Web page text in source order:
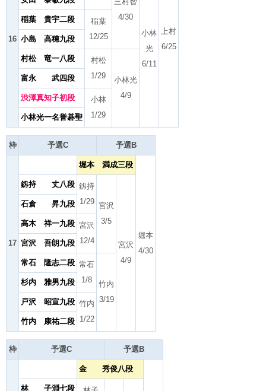
16
上村
6/25
4/30
小林
光
6/11
稲葉 貴宇二段
稲葉
12/25
小島 高穂九段
村松 竜一八段
村松
1/29
小林光
4/9
富永 武四段
渋澤真知子初段
小林
1/29
小林光一名誉碁聖
枠 予選C 予選B
17
堀本 満成三段
堀本
4/30
釼持 丈八段 釼持
1/29 宮沢
3/5
宮沢
4/9
石倉 昇九段
高木 祥一九段 宮沢
12/4
宮沢 吾朗九段
常石 隆志二段 常石
1/8
竹内
3/19
杉内 雅男九段
戸沢 昭宣九段 竹内
1/22
竹内 康祐二段
枠 予選C 予選B
金 秀俊八段
林 子淵七段